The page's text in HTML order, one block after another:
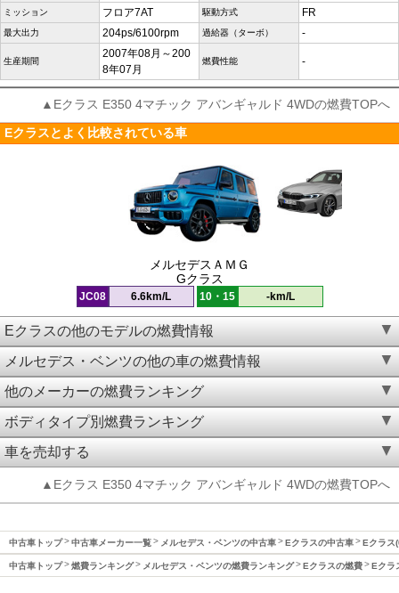
ミッション フロア7AT 駆動方式 FR
最大出力 204ps/6100rpm 過給器（ターボ） -
生産期間
2007年08月～200
8年07月
燃費性能 -
▲Eクラス E350 4マチック アバンギャルド 4WDの燃費TOPへ
Eクラスとよく比較されている車
メルセデスＡＭＧ
Gクラス
JC08 6.6km/L 10・15 -km/L
Eクラスの他のモデルの燃費情報
メルセデス・ベンツの他の車の燃費情報
他のメーカーの燃費ランキング
ボディタイプ別燃費ランキング
車を売却する
▲Eクラス E350 4マチック アバンギャルド 4WDの燃費TOPへ
中古車トップ 中古車メーカー一覧 メルセデス・ベンツの中古車 Eクラスの中古車 Eクラス
中古車トップ 燃費ランキング メルセデス・ベンツの燃費ランキング Eクラスの燃費 Eクラ